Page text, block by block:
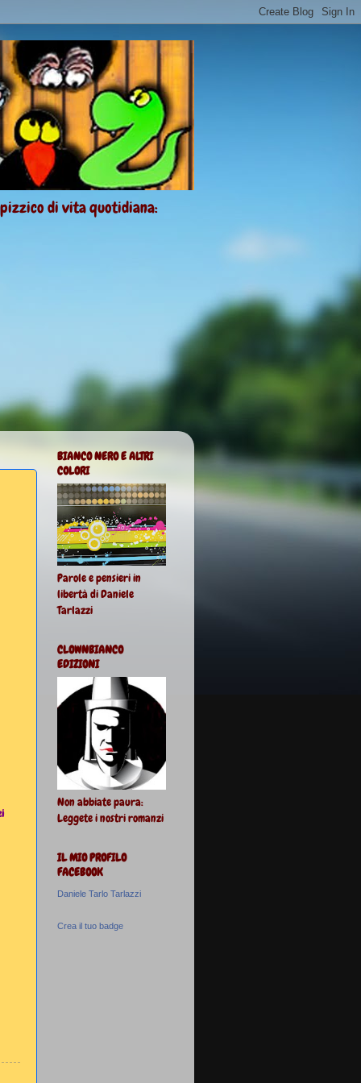
pizzico di vita quotidiana:
BIANCO NERO E ALTRI
COLORI
Parole e pensieri in
libertà di Daniele
Tarlazzi
CLOWNBIANCO
EDIZIONI
Non abbiate paura:
Leggete i nostri romanzi
IL MIO PROFILO
FACEBOOK
Daniele Tarlo Tarlazzi
Crea il tuo badge